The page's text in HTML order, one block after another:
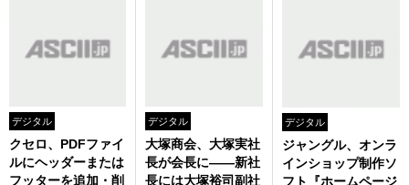
デジタル
クセロ、PDFファイ
ルにヘッダーまたは
フッターを追加・削
デジタル
大塚商会、大塚実社
長が会長に――新社
長には大塚裕司副社
デジタル
ジャングル、オンラ
インショップ制作ソ
フト『ホームページ